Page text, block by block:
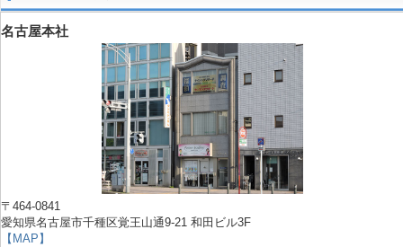
名古屋本社
〒464-0841
愛知県名古屋市千種区覚王山通9-21 和田ビル3F
【MAP】